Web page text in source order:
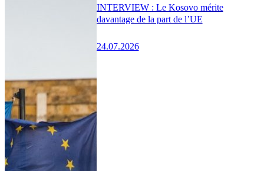
INTERVIEW : Le Kosovo mérite
davantage de la part de l’UE
24.07.2026